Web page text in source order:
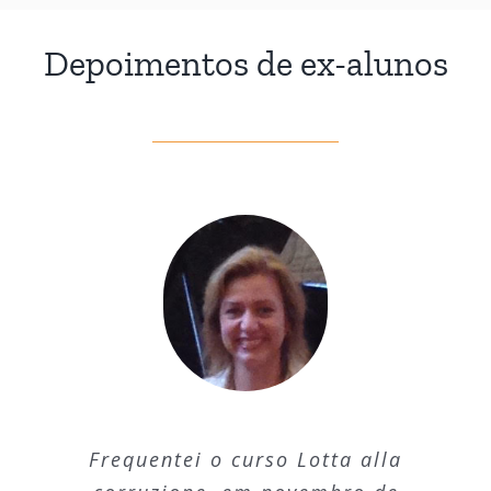
Depoimentos de ex-alunos
Frequentei o curso Lotta alla
Posso afirmar, estreme de
dúvidas, que foi uma das
Há alguns anos sou aluna do